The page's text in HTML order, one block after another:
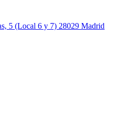
5 (Local 6 y 7) 28029 Madrid